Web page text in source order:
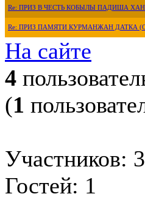
Re: ПРИЗ В ЧЕСТЬ КОБЫЛЫ ПАДИША
Re: ПРИЗ ПАМЯТИ КУРМАНЖАН ДАТКА
На сайте
4
(1
Участников: 3
Гостей: 1